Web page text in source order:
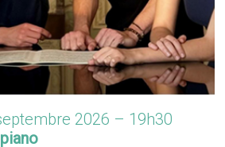
2026 – 19h30